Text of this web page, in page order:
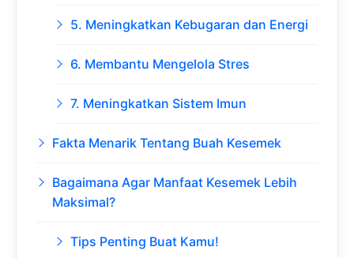
5. Meningkatkan Kebugaran dan Energi
6. Membantu Mengelola Stres
7. Meningkatkan Sistem Imun
Fakta Menarik Tentang Buah Kesemek
Bagaimana Agar Manfaat Kesemek Lebih
Maksimal?
Tips Penting Buat Kamu!